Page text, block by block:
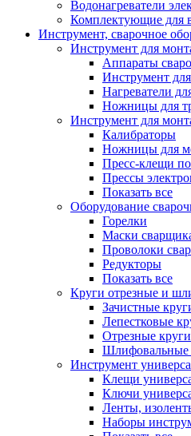
Водонагреватели
Комплектующие для
Инструмент, сварочное
Инструмент для
Аппараты
Инструмент для
Нагреватели
Ножницы для
Инструмент для
Калибраторы
Ножницы для
Пресс-клещи
Прессы
Показать все
Оборудование
Горелки
Маски
Проволоки
Редукторы
Показать все
Круги отрезные и
Зачистные
Лепестковые
Отрезные круги
Шлифовальные
Инструмент
Клещи
Ключи
Ленты,
Наборы